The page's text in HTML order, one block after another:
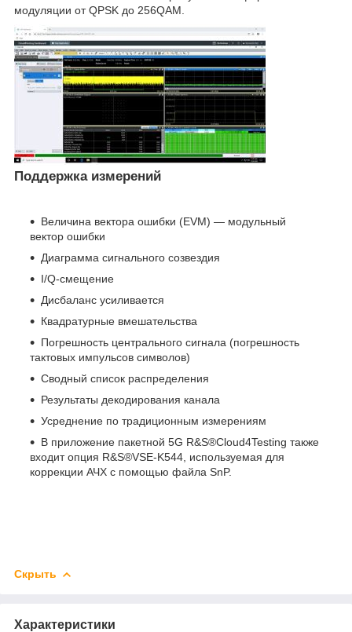
модуляции от QPSK до 256QAM.
Поддержка измерений
Величина вектора ошибки (EVM) — модульный
вектор ошибки
Диаграмма сигнального созвездия
I/Q-смещение
Дисбаланс усиливается
Квадратурные вмешательства
Погрешность центрального сигнала (погрешность
тактовых импульсов символов)
Сводный список распределения
Результаты декодирования канала
Усреднение по традиционным измерениям
В приложение пакетной 5G R&S®Cloud4Testing также
входит опция R&S®VSE-K544, используемая для
коррекции АЧХ с помощью файла SnP.
Скрыть
Характеристики